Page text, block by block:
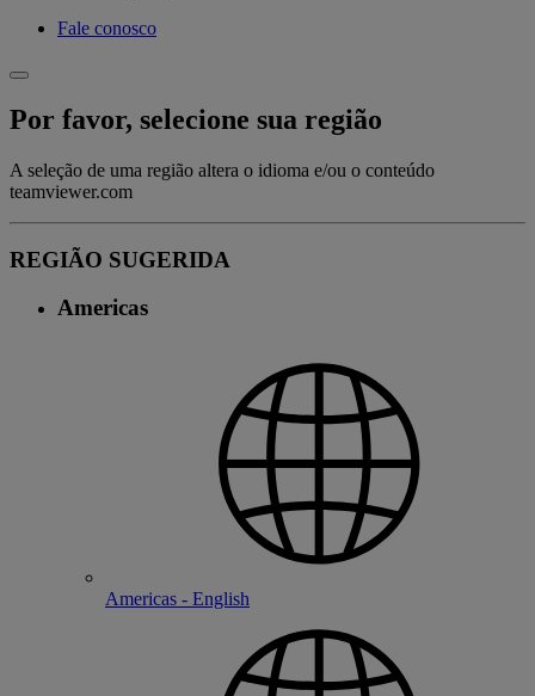
Fale conosco
Por favor, selecione sua região
A seleção de uma região altera o idioma e/ou o conteúdo
teamviewer.com
REGIÃO SUGERIDA
Americas
Americas - English